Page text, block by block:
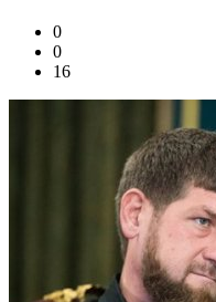
0
0
16